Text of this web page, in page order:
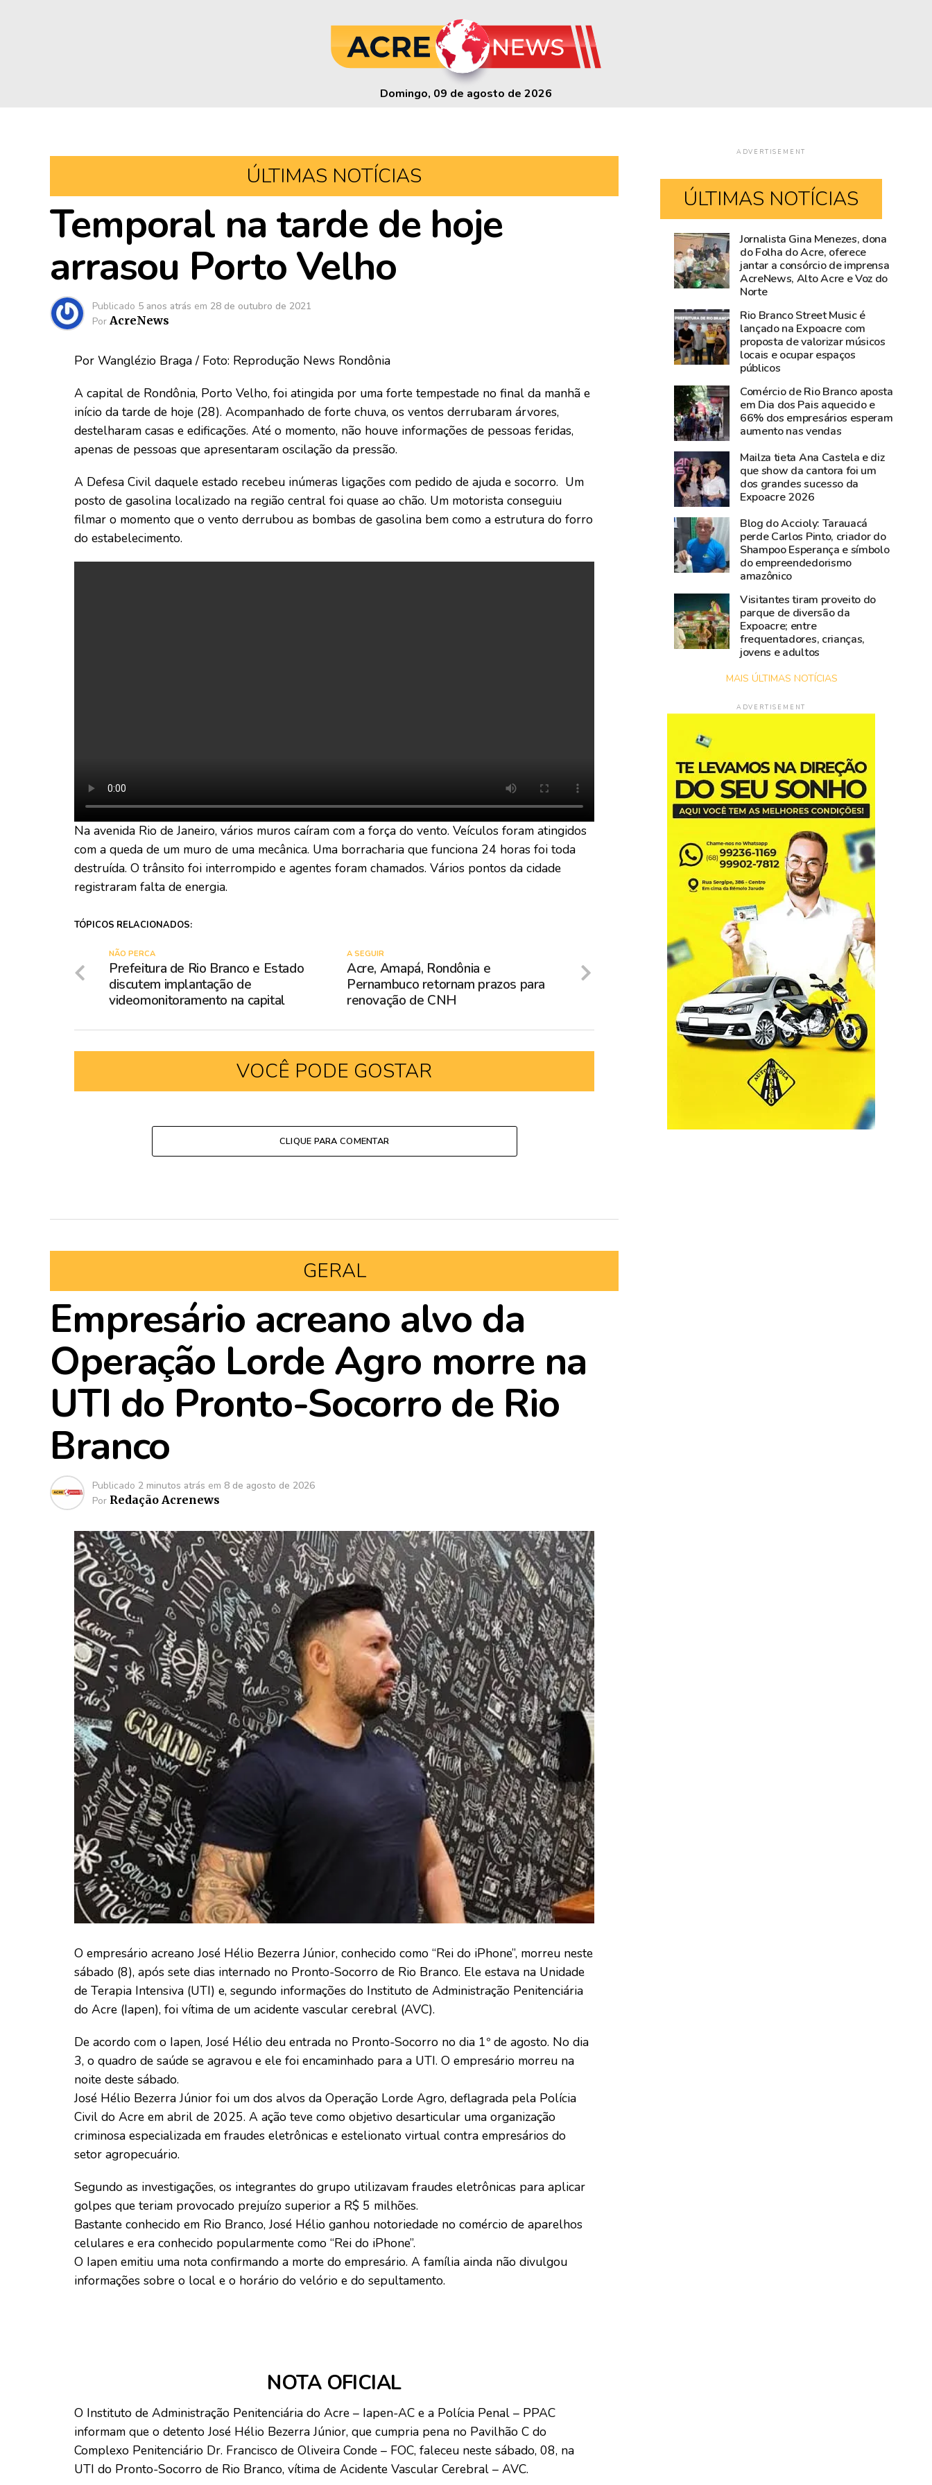
Domingo, 09 de agosto de 2026
ÚLTIMAS NOTÍCIAS
Temporal na tarde de hoje
arrasou Porto Velho
Publicado 5 anos atrás em 28 de outubro de 2021
Por AcreNews
Por Wanglézio Braga / Foto: Reprodução News Rondônia
A capital de Rondônia, Porto Velho, foi atingida por uma forte tempestade no final da manhã e
início da tarde de hoje (28). Acompanhado de forte chuva, os ventos derrubaram árvores,
destelharam casas e edificações. Até o momento, não houve informações de pessoas feridas,
apenas de pessoas que apresentaram oscilação da pressão.
A Defesa Civil daquele estado recebeu inúmeras ligações com pedido de ajuda e socorro. Um
posto de gasolina localizado na região central foi quase ao chão. Um motorista conseguiu
filmar o momento que o vento derrubou as bombas de gasolina bem como a estrutura do forro
do estabelecimento.
Na avenida Rio de Janeiro, vários muros caíram com a força do vento. Veículos foram atingidos
com a queda de um muro de uma mecânica. Uma borracharia que funciona 24 horas foi toda
destruída. O trânsito foi interrompido e agentes foram chamados. Vários pontos da cidade
registraram falta de energia.
TÓPICOS RELACIONADOS:
A SEGUIR
Acre, Amapá, Rondônia e
Pernambuco retornam prazos para
renovação de CNH
NÃO PERCA
Prefeitura de Rio Branco e Estado
discutem implantação de
videomonitoramento na capital
VOCÊ PODE GOSTAR
CLIQUE PARA COMENTAR
GERAL
Empresário acreano alvo da
Operação Lorde Agro morre na
UTI do Pronto-Socorro de Rio
Branco
Publicado 2 minutos atrás em 8 de agosto de 2026
Por Redação Acrenews
O empresário acreano José Hélio Bezerra Júnior, conhecido como “Rei do iPhone”, morreu neste
sábado (8), após sete dias internado no Pronto-Socorro de Rio Branco. Ele estava na Unidade
de Terapia Intensiva (UTI) e, segundo informações do Instituto de Administração Penitenciária
do Acre (Iapen), foi vítima de um acidente vascular cerebral (AVC).
De acordo com o Iapen, José Hélio deu entrada no Pronto-Socorro no dia 1º de agosto. No dia
3, o quadro de saúde se agravou e ele foi encaminhado para a UTI. O empresário morreu na
noite deste sábado.
José Hélio Bezerra Júnior foi um dos alvos da Operação Lorde Agro, deflagrada pela Polícia
Civil do Acre em abril de 2025. A ação teve como objetivo desarticular uma organização
criminosa especializada em fraudes eletrônicas e estelionato virtual contra empresários do
setor agropecuário.
Segundo as investigações, os integrantes do grupo utilizavam fraudes eletrônicas para aplicar
golpes que teriam provocado prejuízo superior a R$ 5 milhões.
Bastante conhecido em Rio Branco, José Hélio ganhou notoriedade no comércio de aparelhos
celulares e era conhecido popularmente como “Rei do iPhone”.
O Iapen emitiu uma nota confirmando a morte do empresário. A família ainda não divulgou
informações sobre o local e o horário do velório e do sepultamento.
NOTA OFICIAL
O Instituto de Administração Penitenciária do Acre – Iapen-AC e a Polícia Penal – PPAC
informam que o detento José Hélio Bezerra Júnior, que cumpria pena no Pavilhão C do
Complexo Penitenciário Dr. Francisco de Oliveira Conde – FOC, faleceu neste sábado, 08, na
UTI do Pronto-Socorro de Rio Branco, vítima de Acidente Vascular Cerebral – AVC.
ADVERTISEMENT
ÚLTIMAS NOTÍCIAS
Acre
fica
sem
193
181
neste
sábado
por
instabilidade
técnica
Fiscalização
da
Prefeitura
Rio
Branco
acompanha
animais
todos
dias
usa
drones
na
Expoacre
Jornalista Gina Menezes, dona
do Folha do Acre, oferece
jantar a consórcio de imprensa
AcreNews, Alto Acre e Voz do
Norte
Rio Branco Street Music é
lançado na Expoacre com
proposta de valorizar músicos
locais e ocupar espaços
públicos
Comércio de Rio Branco aposta
em Dia dos Pais aquecido e
66% dos empresários esperam
aumento nas vendas
Mailza tieta Ana Castela e diz
que show da cantora foi um
dos grandes sucesso da
Expoacre 2026
Blog do Accioly: Tarauacá
perde Carlos Pinto, criador do
Shampoo Esperança e símbolo
do empreendedorismo
amazônico
Visitantes tiram proveito do
parque de diversão da
Expoacre; entre
frequentadores, crianças,
jovens e adultos
MAIS ÚLTIMAS NOTÍCIAS
ADVERTISEMENT